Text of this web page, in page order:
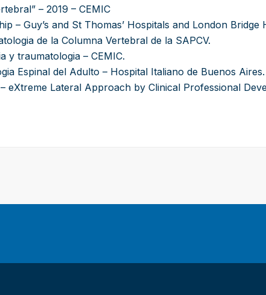
– 2019 – CEMIC
– Guy’s and St Thomas’ Hospitals and London
de la Columna Vertebral de la SAPCV.
y traumatologia – CEMIC.
Espinal del Adulto – Hospital Italiano de Buenos Aires.
eXtreme Lateral Approach by Clinical Professional